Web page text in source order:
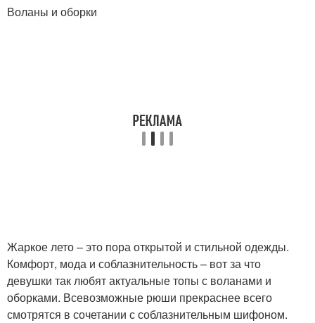
Воланы и оборки
Жаркое лето – это пора открытой и стильной одежды.
Комфорт, мода и соблазнительность – вот за что
девушки так любят актуальные топы с воланами и
оборками. Всевозможные рюши прекраснее всего
смотрятся в сочетании с соблазнительным шифоном.